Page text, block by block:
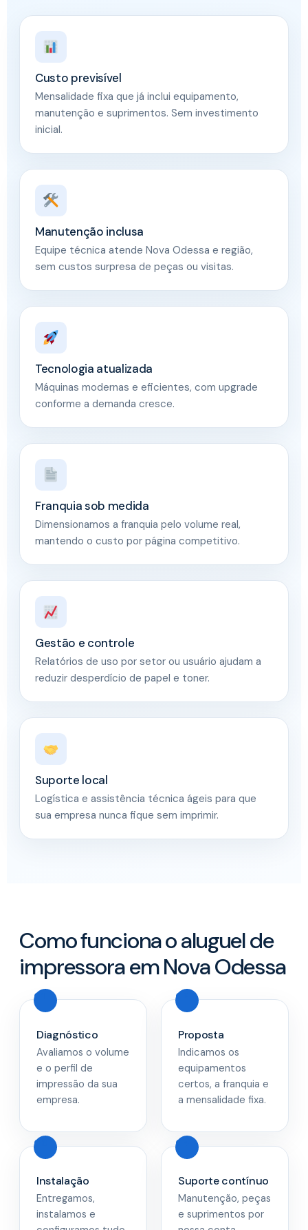
Custo previsível
Mensalidade fixa que já inclui equipamento,
manutenção e suprimentos. Sem investimento
inicial.
Manutenção inclusa
Equipe técnica atende Nova Odessa e região,
sem custos surpresa de peças ou visitas.
Tecnologia atualizada
Máquinas modernas e eficientes, com upgrade
conforme a demanda cresce.
Franquia sob medida
Dimensionamos a franquia pelo volume real,
mantendo o custo por página competitivo.
Gestão e controle
Relatórios de uso por setor ou usuário ajudam a
reduzir desperdício de papel e toner.
Suporte local
Logística e assistência técnica ágeis para que
sua empresa nunca fique sem imprimir.
Como funciona o aluguel de
impressora em Nova Odessa
Diagnóstico
Avaliamos o volume
e o perfil de
impressão da sua
empresa.
Proposta
Indicamos os
equipamentos
certos, a franquia e
a mensalidade fixa.
Instalação
Entregamos,
instalamos e
Suporte contínuo
Manutenção, peças
e suprimentos por